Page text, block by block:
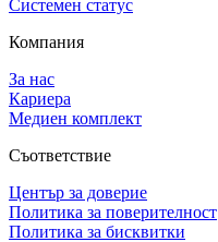
Системен статус
Компания
За нас
Кариера
Медиен комплект
Съответствие
Център за доверие
Политика за поверителност
Политика за бисквитки